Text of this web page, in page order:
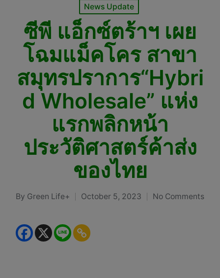
Posted
in
News Update
ซีพี แอ็กซ์ตร้าฯ เผย
โฉมแม็คโคร สาขา
สมุทรปราการ“Hybri
d Wholesale” แห่ง
แรกพลิกหน้า
ประวัติศาสตร์ค้าส่ง
ของไทย
Posted
By Green Life+ October 5, 2023 No Comments